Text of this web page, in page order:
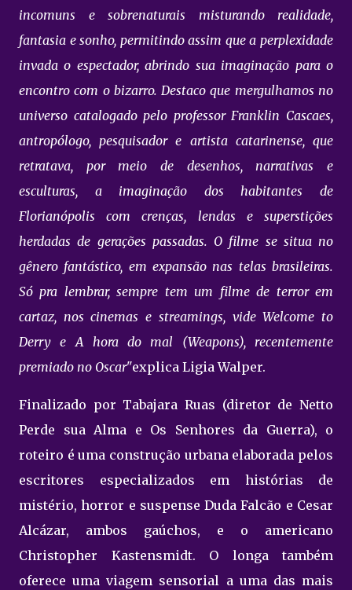
incomuns e sobrenaturais misturando realidade,
fantasia e sonho, permitindo assim que a perplexidade
invada o espectador, abrindo sua imaginação para o
encontro com o bizarro. Destaco que mergulhamos no
universo catalogado pelo professor Franklin Cascaes,
antropólogo, pesquisador e artista catarinense, que
retratava, por meio de desenhos, narrativas e
esculturas, a imaginação dos habitantes de
Florianópolis com crenças, lendas e superstições
herdadas de gerações passadas. O filme se situa no
gênero fantástico, em expansão nas telas brasileiras.
Só pra lembrar, sempre tem um filme de terror em
cartaz, nos cinemas e streamings, vide Welcome to
Derry e A hora do mal (Weapons), recentemente
premiado no Oscar"explica Ligia Walper.
Finalizado por Tabajara Ruas (diretor de Netto
Perde sua Alma e Os Senhores da Guerra), o
roteiro é uma construção urbana elaborada pelos
escritores especializados em histórias de
mistério, horror e suspense Duda Falcão e Cesar
Alcázar, ambos gaúchos, e o americano
Christopher Kastensmidt. O longa também
oferece uma viagem sensorial a uma das mais